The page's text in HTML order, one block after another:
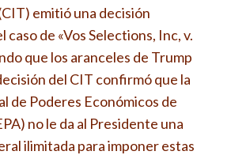
emitió una decisión
de «Vos Selections, Inc, v.
que los aranceles de Trump
del CIT confirmó que la
de Poderes Económicos de
no le da al Presidente una
ilimitada para imponer estas